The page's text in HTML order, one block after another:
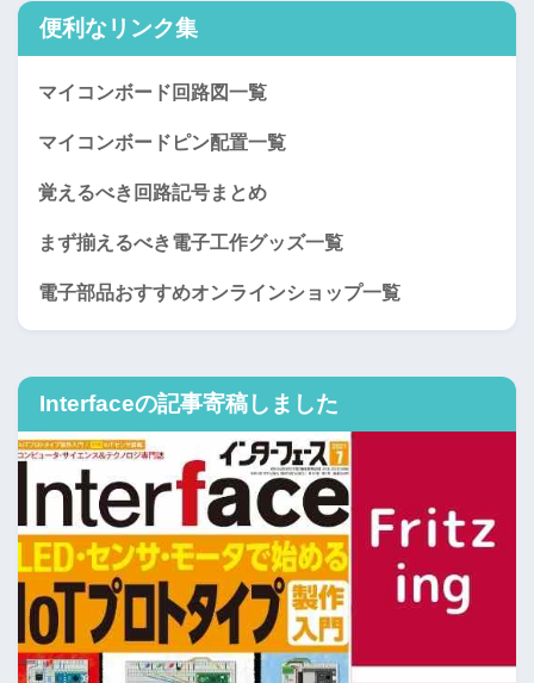
便利なリンク集
マイコンボード回路図一覧
マイコンボードピン配置一覧
覚えるべき回路記号まとめ
まず揃えるべき電子工作グッズ一覧
電子部品おすすめオンラインショップ一覧
Interfaceの記事寄稿しました